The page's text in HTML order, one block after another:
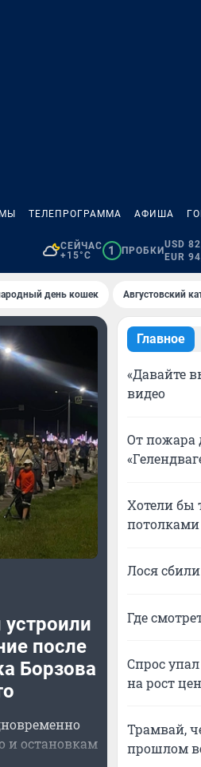
ТЕЛЕПРОГРАММА АФИША
СЕЙЧАС
+15°C
1 ПРОБКИ
USD
EUR
день кошек Августовский
после
Борзова
и остановкам
Главное
«Давайте
видео
От пожара
Хотели бы
потолками
Лося
Где
Спрос
на рост
Трамвай,
прошлом